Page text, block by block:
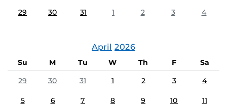
29 30 31 1 2 3 4
April 2026
Su M Tu W Th F
Sa
29
30 31 1 2 3 4
5 6 7 8 9 10 11